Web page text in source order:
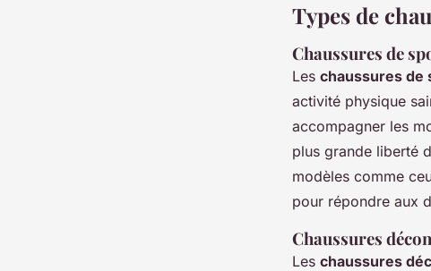
Types de
Chaussures de
Les chaussures de
activité physique
accompagner les
plus grande liberté
modèles comme
pour répondre aux
Chaussures
Les chaussures